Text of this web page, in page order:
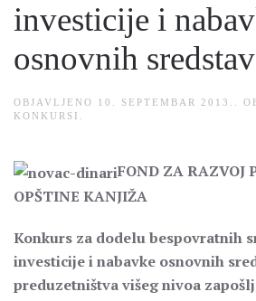
investicije i
osnovnih
OBJAVLJENO 10. SEPTEMBAR 2013.
.
KONKURSI
FOND ZA RAZVOJ
OPŠTINE KANJIŽA
Konkurs za dodelu bespovratnih
investicije i nabavke osnovnih
preduzetništva višeg nivoa